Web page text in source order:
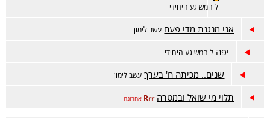
ל המשוגע היחידי
אני מנגנת מדי פעם עשב לימון
יפה ל המשוגע היחידי
שנים.. מכיתה ח' בערך עשב לימון
תלוי מי שואל ובמטרה Rrr אחרונה